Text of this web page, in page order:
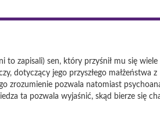
to zapisali) sen, który przyśnił mu się
dotyczący jego przyszłego
pozwala natomiast
ta pozwala wyjaśnić, skąd bierze się